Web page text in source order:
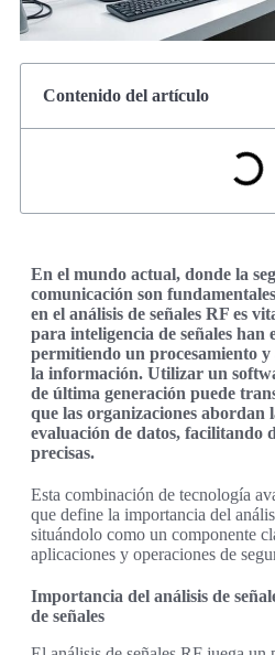
Contenido del artículo
En el mundo actual, donde la
comunicación son
en el análisis de señales RF es
para inteligencia de señales han
permitiendo un procesamiento y
la información. Utilizar un
de última generación puede
que las organizaciones abordan
evaluación de datos, facilitando
precisas.
Esta combinación de tecnología
que define la importancia del
situándolo como un componente
aplicaciones y operaciones de
Importancia del análisis de
de señales